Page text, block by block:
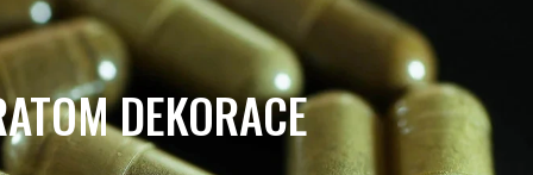
DEKORACE